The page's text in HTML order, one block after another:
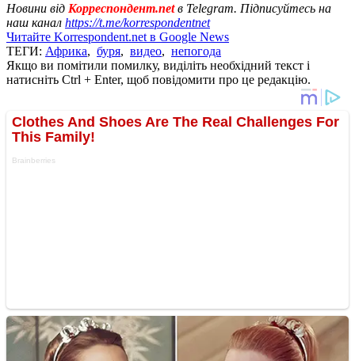
Новини від Корреспондент.netв Telegram. Підписуйтесь на
наш канал https://t.me/korrespondentnet
Читайте Korrespondent.net в Google News
ТЕГИ: Африка, буря, видео, непогода
Якщо ви помітили помилку, виділіть необхідний текст і
натисніть Ctrl + Enter, щоб повідомити про це редакцію.